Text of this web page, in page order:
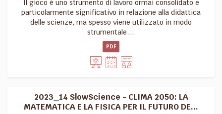
Il gioco è uno strumento di lavoro ormai consolidato e
particolarmente significativo in relazione alla didattica
delle scienze, ma spesso viene utilizzato in modo
strumentale....
PDF
2023_14 SlowScience - CLIMA 2050: LA
MATEMATICA E LA FISICA PER IL FUTURO DE...